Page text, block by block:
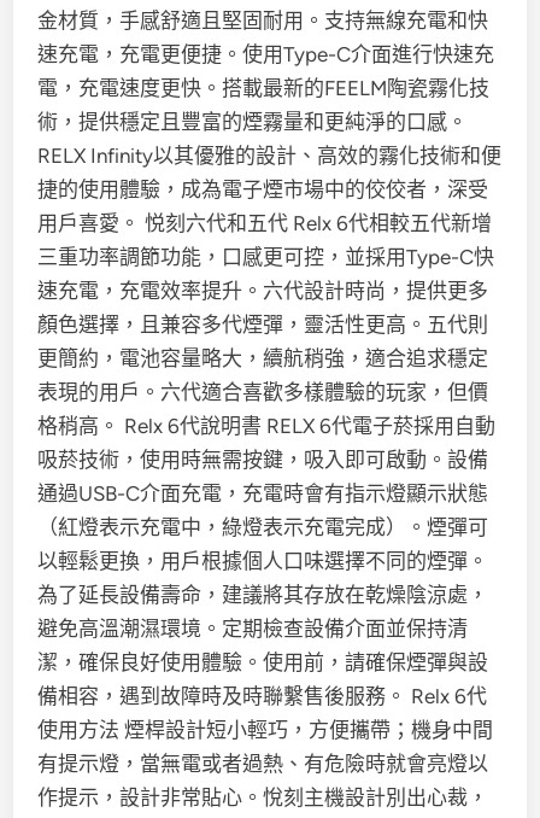
金材質，手感舒適且堅固耐用。支持無線充電和快
速充電，充電更便捷。使用Type-C介面進行快速充
電，充電速度更快。搭載最新的FEELM陶瓷霧化技
術，提供穩定且豐富的煙霧量和更純淨的口感。
RELX Infinity以其優雅的設計、高效的霧化技術和便
捷的使用體驗，成為電子煙市場中的佼佼者，深受
用戶喜愛。 悦刻六代和五代 Relx 6代相較五代新增
三重功率調節功能，口感更可控，並採用Type-C快
速充電，充電效率提升。六代設計時尚，提供更多
顏色選擇，且兼容多代煙彈，靈活性更高。五代則
更簡約，電池容量略大，續航稍強，適合追求穩定
表現的用戶。六代適合喜歡多樣體驗的玩家，但價
格稍高。 Relx 6代說明書 RELX 6代電子菸採用自動
吸菸技術，使用時無需按鍵，吸入即可啟動。設備
通過USB-C介面充電，充電時會有指示燈顯示狀態
（紅燈表示充電中，綠燈表示充電完成）。煙彈可
以輕鬆更換，用戶根據個人口味選擇不同的煙彈。
為了延長設備壽命，建議將其存放在乾燥陰涼處，
避免高溫潮濕環境。定期檢查設備介面並保持清
潔，確保良好使用體驗。使用前，請確保煙彈與設
備相容，遇到故障時及時聯繫售後服務。 Relx 6代
使用方法 煙桿設計短小輕巧，方便攜帶；機身中間
有提示燈，當無電或者過熱、有危險時就會亮燈以
作提示，設計非常貼心。悅刻主機設計別出心裁，